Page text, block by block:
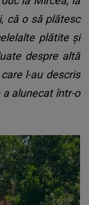
că o să plătesc
plătite și
despre altă
l-au descris
alunecat într-o